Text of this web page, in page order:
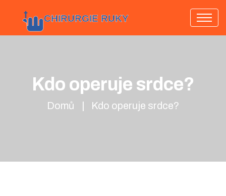
Kdo operuje srdce?
Domů Kdo operuje srdce?